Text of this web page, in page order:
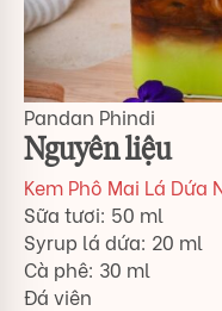
Pandan Phindi
Nguyên liệu
Kem Phô Mai Lá Dứa
Sữa tươi: 50 ml
Syrup lá dứa: 20 ml
Cà phê: 30 ml
Đá viên